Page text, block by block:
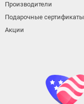
Производители
Подарочные сертификаты
Акции